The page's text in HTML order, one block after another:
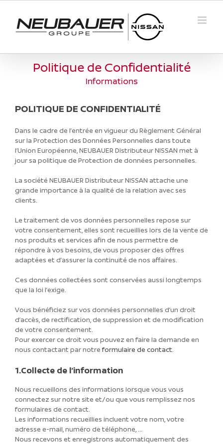
contenu
Politique de Confidentialité
Informations
POLITIQUE DE CONFIDENTIALITÉ
Dans le cadre de l’entrée en vigueur du Règlement Général
sur la Protection des Données Personnelles dans toute
l’Union Européenne, NEUBAUER Distributeur NISSAN met à
jour sa politique de Protection de données personnelles.
La société NEUBAUER Distributeur NISSAN attache une
grande importance à la qualité de la relation avec ses
clients.
Le traitement de vos données personnelles repose sur
votre consentement, elles sont recueillies lors de la vente de
nos produits et services afin de nous permettre de
répondre à vos besoins, de vous proposer des offres
adaptées et d’assurer la continuité de nos affaires.
Ces données collectées sont conservées aussi longtemps
que la loi l’exige.
Vous bénéficiez sur vos données personnelles d’un droit
d’accès, de rectification, de suppression et de modification
de votre consentement.
Pour exercer ce droit vous pouvez en faire la demande en
nous contactant par notre formulaire de contact.
1.Collecte de l’information
Nous recueillons des informations lorsque vous vous
connectez sur notre site et/ou que vous remplissez nos
formulaires de contact.
Les informations recueillies incluent votre nom, votre
adresse e-mail, numéro de téléphone, …
Nous recevons et enregistrons automatiquement des